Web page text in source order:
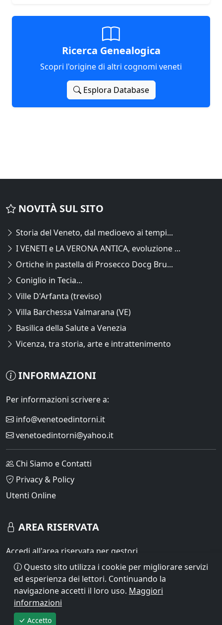
Ricerca Genealogica
Scopri l'origine di altri cognomi veneti
Esplora Database
NOVITÀ SUL SITO
Storia del Veneto, dal medioevo ai tempi...
I VENETI e LA VERONA ANTICA, evoluzione ...
Ortiche in pastella di Prosecco Docg Bru...
Coniglio in Tecia...
Ville D'Arfanta (treviso)
Villa Barchessa Valmarana (VE)
Basilica della Salute a Venezia
Vicenza, tra storia, arte e intrattenimento
INFORMAZIONI
Per informazioni scrivere a:
info@venetoedintorni.it
venetoedintorni@yahoo.it
Chi Siamo e Contatti
Privacy & Policy
Utenti Online
AREA RISERVATA
Accedi all'area riservata per gestori
Accedi
Registrati
Powered by
Questo sito utilizza i cookie per migliorare servizi
ed esperienza dei lettori. Continuando la
navigazione accetti il loro uso. Maggiori
informazioni
Accetto